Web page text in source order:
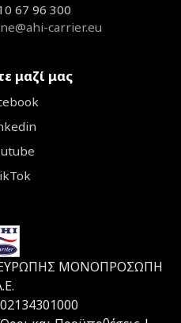
67 96 300
carrier.eu
μαζί μας
ΕΥΡΩΠΗΣ ΜΟΝΟΠΡΟΣΩΠΗ